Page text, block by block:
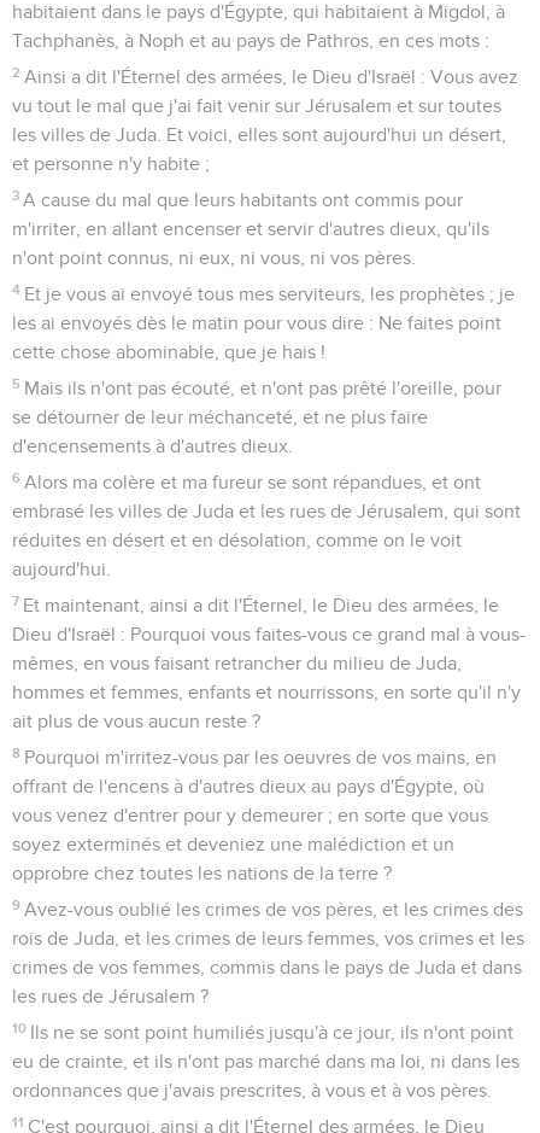
habitaient dans le pays d'Égypte, qui habitaient à Migdol, à
Tachphanès, à Noph et au pays de Pathros, en ces mots :
2 Ainsi a dit l'Éternel des armées, le Dieu d'Israël : Vous avez
vu tout le mal que j'ai fait venir sur Jérusalem et sur toutes
les villes de Juda. Et voici, elles sont aujourd'hui un désert,
et personne n'y habite ;
3 A cause du mal que leurs habitants ont commis pour
m'irriter, en allant encenser et servir d'autres dieux, qu'ils
n'ont point connus, ni eux, ni vous, ni vos pères.
4 Et je vous ai envoyé tous mes serviteurs, les prophètes ; je
les ai envoyés dès le matin pour vous dire : Ne faites point
cette chose abominable, que je hais !
5 Mais ils n'ont pas écouté, et n'ont pas prêté l'oreille, pour
se détourner de leur méchanceté, et ne plus faire
d'encensements à d'autres dieux.
6 Alors ma colère et ma fureur se sont répandues, et ont
embrasé les villes de Juda et les rues de Jérusalem, qui sont
réduites en désert et en désolation, comme on le voit
aujourd'hui.
7 Et maintenant, ainsi a dit l'Éternel, le Dieu des armées, le
Dieu d'Israël : Pourquoi vous faites-vous ce grand mal à vous-
mêmes, en vous faisant retrancher du milieu de Juda,
hommes et femmes, enfants et nourrissons, en sorte qu'il n'y
ait plus de vous aucun reste ?
8 Pourquoi m'irritez-vous par les oeuvres de vos mains, en
offrant de l'encens à d'autres dieux au pays d'Égypte, où
vous venez d'entrer pour y demeurer ; en sorte que vous
soyez exterminés et deveniez une malédiction et un
opprobre chez toutes les nations de la terre ?
9 Avez-vous oublié les crimes de vos pères, et les crimes des
rois de Juda, et les crimes de leurs femmes, vos crimes et les
crimes de vos femmes, commis dans le pays de Juda et dans
les rues de Jérusalem ?
10 Ils ne se sont point humiliés jusqu'à ce jour, ils n'ont point
eu de crainte, et ils n'ont pas marché dans ma loi, ni dans les
ordonnances que j'avais prescrites, à vous et à vos pères.
11 C'est pourquoi, ainsi a dit l'Éternel des armées, le Dieu